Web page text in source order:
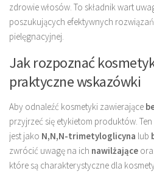
zdrowie włosów. To składnik wart
poszukujących efektywnych
pielęgnacyjnej.
Jak rozpoznać
praktyczne wskazówki
Aby odnaleźć kosmetyki zawierające
przyjrzeć się etykietom produktów.
jest jako N,N,N-trimetyloglicyna lub
zwrócić uwagę na ich nawilżające
które są charakterystyczne dla